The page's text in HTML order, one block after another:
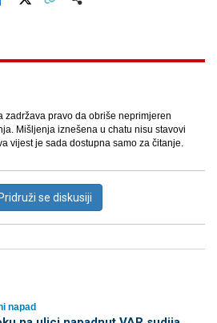
zadržava pravo da obriše neprimjeren
Mišljenja iznešena u chatu nisu stavovi
vijest je sada dostupna samo za čitanje.
Pridruži se diskusiji
napad